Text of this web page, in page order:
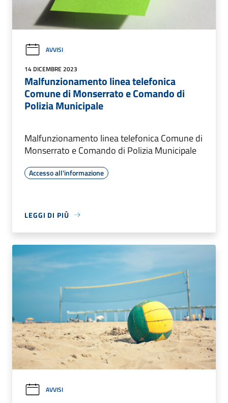
AVVISI
14 DICEMBRE 2023
Malfunzionamento linea telefonica
Comune di Monserrato e Comando di
Polizia Municipale
Malfunzionamento linea telefonica Comune di
Monserrato e Comando di Polizia Municipale
Accesso all'informazione
LEGGI DI PIÙ
AVVISI